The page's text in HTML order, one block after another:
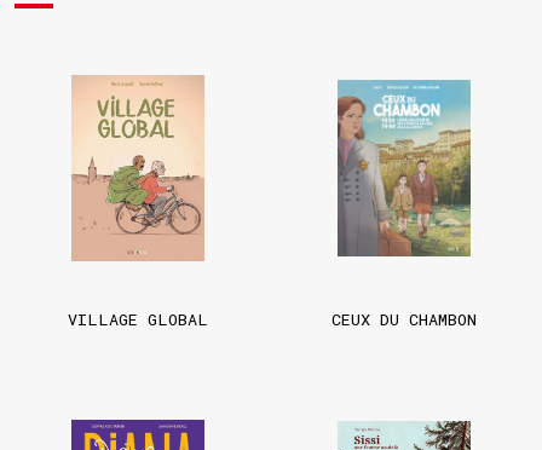
VILLAGE GLOBAL CEUX DU CHAMBON